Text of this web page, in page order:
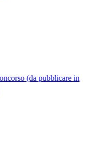
(da pubblicare in